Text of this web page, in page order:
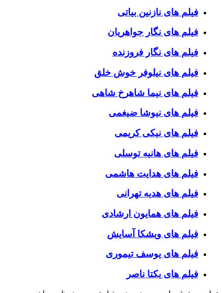
فیلم های نازنین بیاتی
فیلم های نگار جواهریان
فیلم های نگار فروزنده
فیلم های نیلوفر خوش خلق
فیلم های نیما شاهرخ شاهی
فیلم های نیوشا ضیغمی
فیلم های نیکی کریمی
فیلم های هانیه توسلی
فیلم های هدایت هاشمی
فیلم های هدیه تهرانی
فیلم های همایون ارشادی
فیلم های ویشکا آسایش
فیلم های یوسف تیموری
فیلم های یکتا ناصر